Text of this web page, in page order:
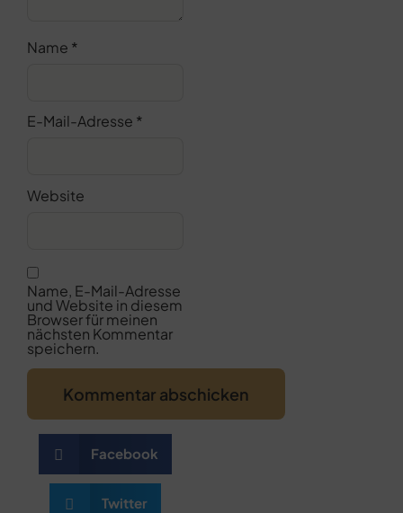
Name *
E-Mail-Adresse *
Website
Name, E-Mail-Adresse
und Website in diesem
Browser für meinen
nächsten Kommentar
speichern.
Facebook
Twitter